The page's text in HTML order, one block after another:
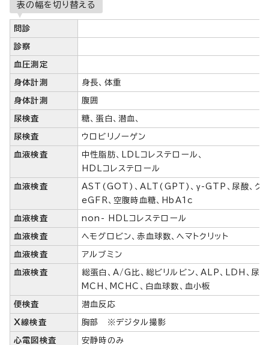
表の幅を切り替える
問診
診察
血圧測定
身体計測 身長、体重
身体計測 腹囲
尿検査 糖、蛋白、潜血、
尿検査 ウロビリノーゲン
血液検査
中性脂肪、LDLコレステロール、
HDLコレステロール
血液検査
AST(GOT)、ALT(GPT)、γ-GTP、尿酸、クレ
eGFR、空腹時血糖、HbA1c
血液検査 non- HDLコレステロール
血液検査 ヘモグロビン、赤血球数、ヘマトクリット
血液検査 アルブミン
血液検査
総蛋白、A/G比、総ビリルビン、ALP、LDH、尿
MCH、MCHC、白血球数、血小板
便検査 潜血反応
X線検査 胸部 ※デジタル撮影
心電図検査 安静時のみ